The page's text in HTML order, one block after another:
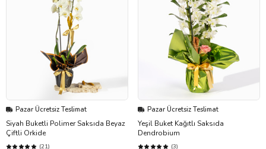
Pazar Ücretsiz Teslimat
Siyah Buketli Polimer Saksıda Beyaz
Çiftli Orkide
(21)
Pazar Ücretsiz Teslimat
Yeşil Buket Kağıtlı Saksıda
Dendrobium
(3)